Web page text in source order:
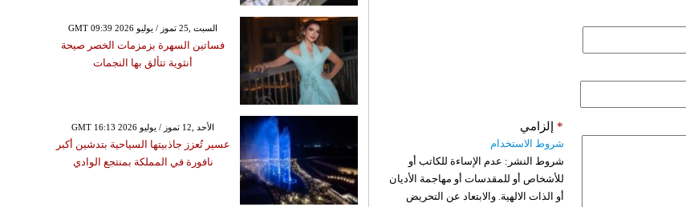
إلزامي *
شروط الاستخدام
شروط النشر: عدم الإساءة للكاتب أو
للأشخاص أو للمقدسات أو مهاجمة الأديان
أو الذات الالهية. والابتعاد عن التحريض
GMT 09:39 2026 السبت ,25 تموز / يوليو
فساتين السهرة بزمزمات الخصر صيحة
أنثوية تتألق بها النجمات
GMT 16:13 2026 الأحد ,12 تموز / يوليو
عسير تُعزز جاذبيتها السياحية بتدشين أكبر
نافورة في المملكة بمنتجع الوادي